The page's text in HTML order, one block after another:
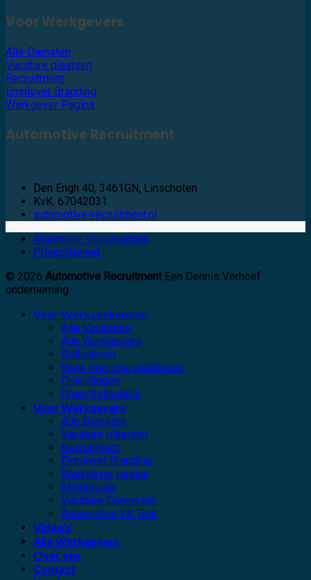
Voor Werkgevers
Alle Diensten
Vacature plaatsen
Recruitment
Employer Branding
Werkgever Pagina
Automotive Recruitment
Den Engh 40, 3461GN, Linschoten
KvK: 67042031
automotive-recruitment.nl
Algemene Voorwaarden
Privacybeleid
© 2026 Automotive RecruitmentEen Dennis Verhoef
onderneming
Voor Werkzoekenden
Alle Vacatures
Alle Werkgevers
Solliciteren
Werk met overstapbonus
Opleidingen
Open Sollicitatie
Voor Werkgevers
Alle Diensten
Vacature plaatsen
Recruitment
Employer Branding
Werkgever pagina
Multimedia
Vacature Conversie
Automotive VR Tour
Video’s
Alle Werkgevers
Over ons
Contact